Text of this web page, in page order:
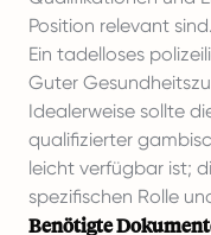
Position relevant sind.
Ein tadelloses
Guter
Idealerweise sollte
qualifizierter
leicht verfügbar ist;
spezifischen Rolle
Benötigte